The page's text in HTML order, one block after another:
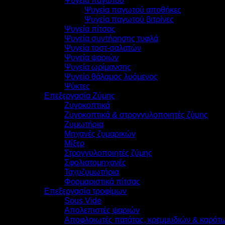
Ψυγεία παγωτού αποθήκες
Ψυγεία παγωτού βιτρίνες
Ψυγεία πίτσας
Ψυγεία συντήρησης τυφλά
Ψυγεία τοστ-σαλατών
Ψυγεία ψαριών
Ψυγεία ωρίμανσης
Ψυγείο θάλαμος λυόμενος
Ψύκτες
Επεξεργασία Ζύμης
Ζυγοκοπτικά
Ζυγοκοπτικά & στρογγυλοποιητές ζύμης
Ζυμωτήρια
Μηχανές ζυμαρικών
Μίξερ
Στρογγυλοποιητές ζύμης
Σφολιατομηχανές
Ταχυζυμωτήρια
Φορμαριστικά πίτσας
Επεξεργασία τροφίμων
Sous Vide
Απολεπιστές ψαριών
Αποφλοιωτές πατάτας, κρεμμυδιών &